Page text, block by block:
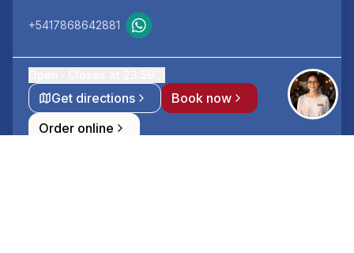
+5417868642881
Get directions
Book now
Order online